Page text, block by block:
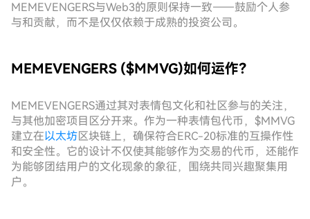
MEMEVENGERS与Web3的原则保持一致——鼓励个人参
与和贡献，而不是仅仅依赖于成熟的投资公司。
MEMEVENGERS ($MMVG)如何运作？
MEMEVENGERS通过其对表情包文化和社区参与的关注，
与其他加密项目区分开来。作为一种表情包代币，$MMVG
建立在以太坊区块链上，确保符合ERC-20标准的互操作性
和安全性。它的设计不仅使其能够作为交易的代币，还能作
为能够团结用户的文化现象的象征，围绕共同兴趣聚集用
户。